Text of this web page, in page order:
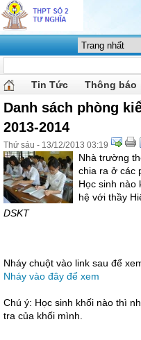
Tin Tức Thông báo
Danh sách phòng
2013-2014
Thứ sáu - 13/12/2013 03:19
DSKT
Nhà trường
chia ra ở các
Học sinh nào
hệ với thầy
Nháy chuột vào link sau để
Nháy vào đây để xem
Chú ý: Học sinh khối nào thì
tra của khối mình.